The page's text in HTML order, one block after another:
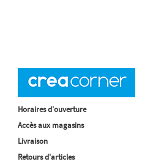
Horaires d'ouverture
Accès aux magasins
Livraison
Retours d'articles